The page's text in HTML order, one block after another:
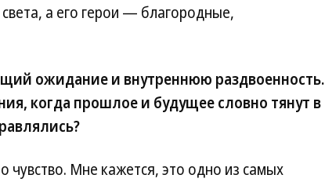
а его герои — благородные,
ожидание и внутреннюю раздвоенность.
когда прошлое и будущее словно тянут в
чувство. Мне кажется, это одно из самых